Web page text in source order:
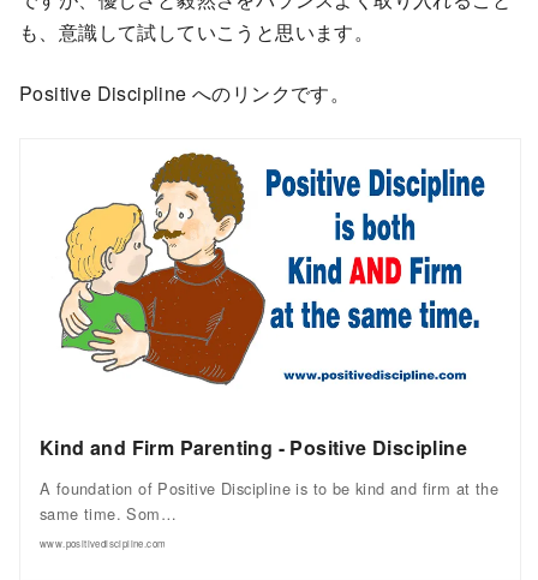
も、意識して試していこうと思います。
Positive Discipline へのリンクです。
Kind and Firm Parenting - Positive Discipline
A foundation of Positive Discipline is to be kind and firm at the
same time. Som…
www.positivediscipline.com